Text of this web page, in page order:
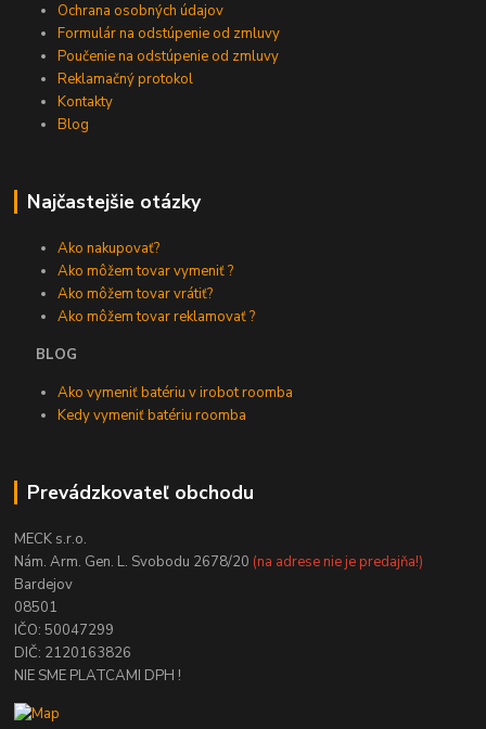
Ochrana osobných údajov
Formulár na odstúpenie od zmluvy
Poučenie na odstúpenie od zmluvy
Reklamačný protokol
Kontakty
Blog
Najčastejšie otázky
Ako nakupovať?
Ako môžem tovar vymeniť ?
Ako môžem tovar vrátiť?
Ako môžem tovar reklamovať ?
BLOG
Ako vymeniť batériu v irobot roomba
Kedy vymeniť batériu roomba
Prevádzkovateľ obchodu
MECK s.r.o.
Nám. Arm. Gen. L. Svobodu 2678/20 (na adrese nie je predajňa!)
Bardejov
08501
IČO: 50047299
DIČ: 2120163826
NIE SME PLATCAMI DPH !